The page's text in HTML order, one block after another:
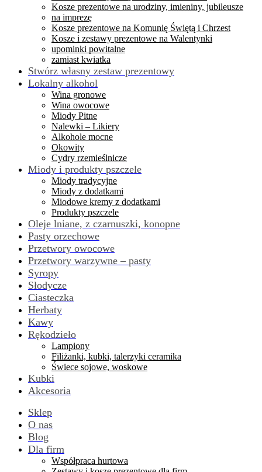
Kosze prezentowe na urodziny, imieniny, jubileusze
na imprezę
Kosze prezentowe na Komunię Świętą i Chrzest
Kosze i zestawy prezentowe na Walentynki
upominki powitalne
zamiast kwiatka
Stwórz własny zestaw prezentowy
Lokalny alkohol
Wina gronowe
Wina owocowe
Miody Pitne
Nalewki – Likiery
Alkohole mocne
Okowity
Cydry rzemieślnicze
Miody i produkty pszczele
Miody tradycyjne
Miody z dodatkami
Miodowe kremy z dodatkami
Produkty pszczele
Oleje lniane, z czarnuszki, konopne
Pasty orzechowe
Przetwory owocowe
Przetwory warzywne – pasty
Syropy
Słodycze
Ciasteczka
Herbaty
Kawy
Rękodzieło
Lampiony
Filiżanki, kubki, talerzyki ceramika
Świece sojowe, woskowe
Kubki
Akcesoria
Sklep
O nas
Blog
Dla firm
Współpraca hurtowa